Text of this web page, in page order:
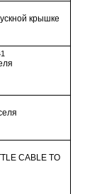
крышке
CABLE TO